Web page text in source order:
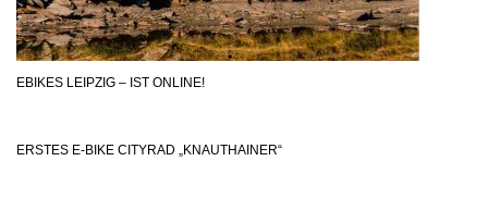
EBIKES LEIPZIG – IST ONLINE!
ERSTES E-BIKE CITYRAD „KNAUTHAINER“